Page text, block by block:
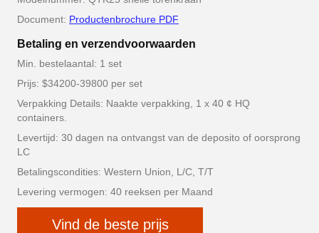
Document: Productenbrochure PDF
Betaling en verzendvoorwaarden
Min. bestelaantal: 1 set
Prijs: $34200-39800 per set
Verpakking Details: Naakte verpakking, 1 x 40 ¢ HQ
containers.
Levertijd: 30 dagen na ontvangst van de deposito of oorsprong
LC
Betalingscondities: Western Union, L/C, T/T
Levering vermogen: 40 reeksen per Maand
Vind de beste prijs